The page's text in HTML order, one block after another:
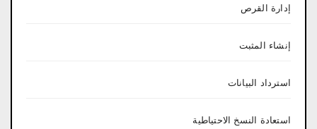
إدارة القرص
إنشاء المثبت
استرداد البيانات
استعادة النسخ الاحتياطية